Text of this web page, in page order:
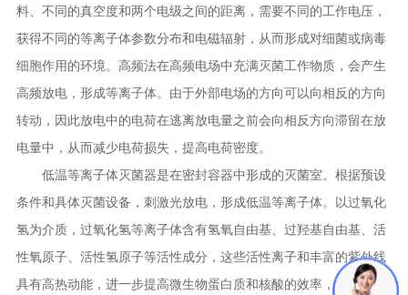
料、不同的真空度和两个电级之间的距离，需要不同的工作电压，
获得不同的等离子体参数分布和电磁辐射，从而形成对细菌或病毒
细胞作用的环境。高频法在高频电场中充满灭菌工作物质，会产生
高频放电，形成等离子体。由于外部电场的方向可以向相反的方向
转动，因此放电中的电荷在逃离放电量之前会向相反方向滞留在放
电量中，从而减少电荷损失，提高电荷密度。
低温等离子体灭菌器是在密封容器中形成的灭菌室。根据预设
条件和具体灭菌设备，刺激光放电，形成低温等离子体。以过氧化
氢为介质，过氧化氢等离子体含有氢氧自由基、过羟基自由基、活
性氧原子、活性氢原子等活性成分，这些活性离子和丰富的紫外线
具有高热动能，进一步提高微生物蛋白质和核酸的效率，在短时间